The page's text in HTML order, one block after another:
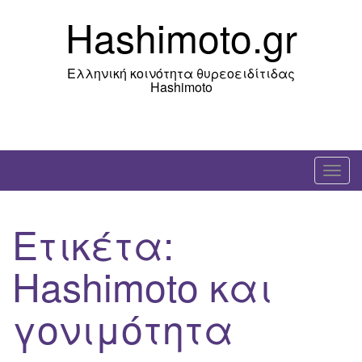
Hashimoto.gr
Ελληνική κοινότητα θυρεοειδίτιδας
Hashimoto
T
o
Ετικέτα:
Hashimoto και
γονιμότητα